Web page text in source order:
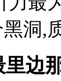
洞,
边